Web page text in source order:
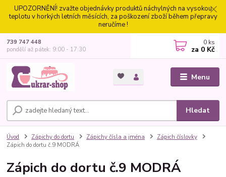
UPOZORNĚNÍ! zvažte objednávky produktů náchylných na vysokou
teplotu v horkých letních měsících, za poškození zboží během přepravy
neručíme !
Menu
Hledat
739 747 448
pondělí až pátek: 9:00 - 17:30
0 ks
za 0 Kč
Úvod Zápichy do dortu Zápichy čísla a jména
Zápich číslovky
Zápich do dortu č.9 MODRÁ
Zápich do dortu č.9 MODRÁ